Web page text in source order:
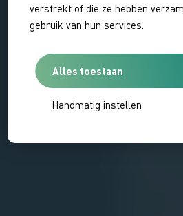
verstrekt of die ze hebben
gebruik van hun services.
Handmatig instellen
Alles toestaan